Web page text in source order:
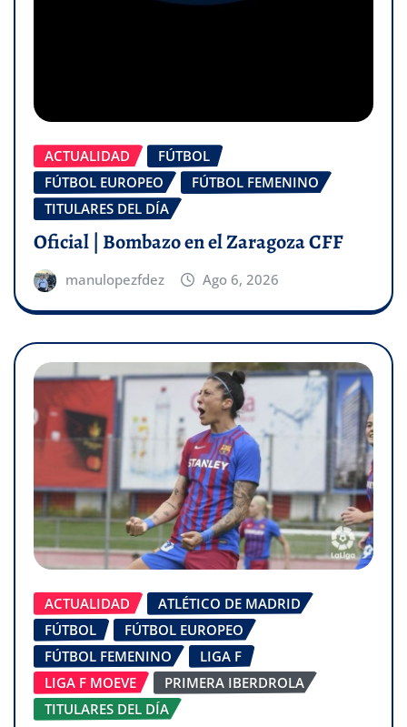
ACTUALIDAD
FÚTBOL
FÚTBOL EUROPEO
FÚTBOL FEMENINO
TITULARES DEL DÍA
Oficial | Bombazo en el Zaragoza CFF
manulopezfdez Ago 6, 2026
ACTUALIDAD
ATLÉTICO DE MADRID
FÚTBOL
FÚTBOL EUROPEO
FÚTBOL FEMENINO
LIGA F
LIGA F MOEVE
PRIMERA IBERDROLA
TITULARES DEL DÍA